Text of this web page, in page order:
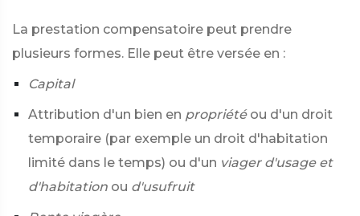
La prestation compensatoire peut prendre
plusieurs formes. Elle peut être versée en :
Capital
Attribution d'un bien en propriété ou d'un droit
temporaire (par exemple un droit d'habitation
limité dans le temps) ou d'un viager d'usage et
d'habitation ou d'usufruit